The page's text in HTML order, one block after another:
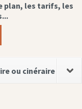
plan, les tarifs, les
ou cinéraire